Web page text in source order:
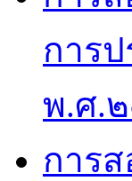
การ
พ.ศ.
การ